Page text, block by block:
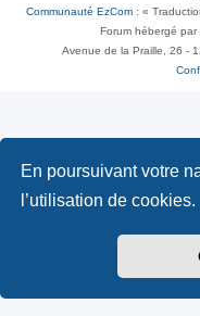
En poursuivant votre
l’utilisation de cookies.
Communauté EzCom : «
Forum hébergé par
Avenue de la Praille, 26 -